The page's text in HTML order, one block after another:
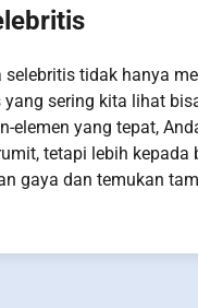
tidak hanya
sering kita lihat
elemen yang tepat,
tetapi lebih
gaya dan temukan